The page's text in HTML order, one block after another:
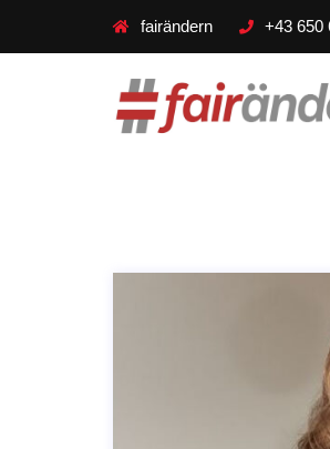
fairändern +43 650